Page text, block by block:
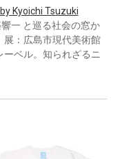
by Kyoichi Tsuzuki
一 と巡る社会の窓か
展：広島市現代美術館
ーベル。知られざるニ